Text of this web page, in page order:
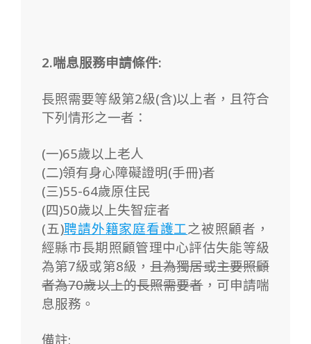
2.喘息服務申請條件:
長照需要等級第2級(含)以上者，且符合
下列情形之一者：
(一)65歲以上老人
(二)領有身心障礙證明(手冊)者
(三)55-64歲原住民
(四)50歲以上失智症者
(五)聘請外籍家庭看護工 之被照顧者，
經縣市長期照顧管理中心評估失能等級
為第7級或第8級，且為獨居或主要照顧
者為70歲以上的長照需要者，可申請喘
息服務。
備註: